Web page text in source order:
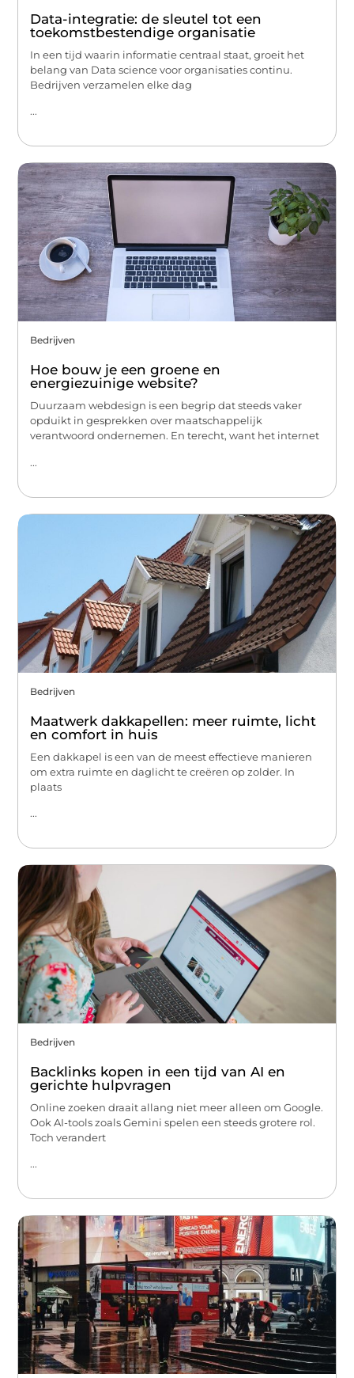
Data-integratie: de sleutel tot een
toekomstbestendige organisatie
In een tijd waarin informatie centraal staat, groeit het
belang van Data science voor organisaties continu.
Bedrijven verzamelen elke dag
...
Bedrijven
Hoe bouw je een groene en
energiezuinige website?
Duurzaam webdesign is een begrip dat steeds vaker
opduikt in gesprekken over maatschappelijk
verantwoord ondernemen. En terecht, want het internet
...
Bedrijven
Maatwerk dakkapellen: meer ruimte, licht
en comfort in huis
Een dakkapel is een van de meest effectieve manieren
om extra ruimte en daglicht te creëren op zolder. In
plaats
...
Bedrijven
Backlinks kopen in een tijd van AI en
gerichte hulpvragen
Online zoeken draait allang niet meer alleen om Google.
Ook AI-tools zoals Gemini spelen een steeds grotere rol.
Toch verandert
...